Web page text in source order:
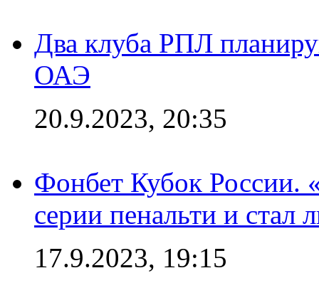
Два клуба РПЛ
ОАЭ
20.9.2023, 20:35
Фонбет Кубок России.
серии пенальти и стал
17.9.2023, 19:15